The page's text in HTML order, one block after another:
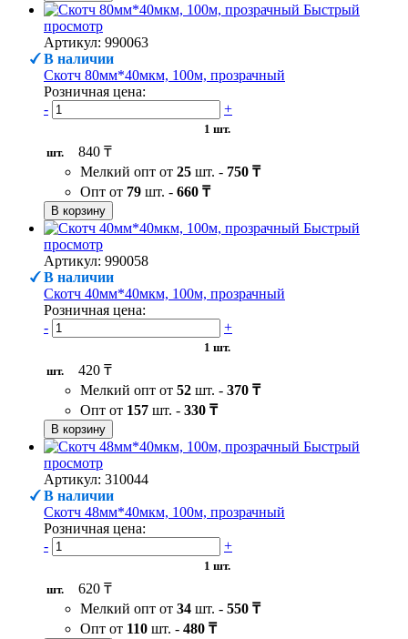
Быстрый
просмотр
Артикул: 990063
В наличии
Скотч 80мм*40мкм, 100м, прозрачный
Розничная цена:
-
+
1 шт.
шт.
840 ₸
Мелкий опт от 25 шт. - 750 ₸
Опт от 79 шт. - 660 ₸
В корзину
Быстрый
просмотр
Артикул: 990058
В наличии
Скотч 40мм*40мкм, 100м, прозрачный
Розничная цена:
-
+
1 шт.
шт.
420 ₸
Мелкий опт от 52 шт. - 370 ₸
Опт от 157 шт. - 330 ₸
В корзину
Быстрый
просмотр
Артикул: 310044
В наличии
Скотч 48мм*40мкм, 100м, прозрачный
Розничная цена:
-
+
1 шт.
шт.
620 ₸
Мелкий опт от 34 шт. - 550 ₸
Опт от 110 шт. - 480 ₸